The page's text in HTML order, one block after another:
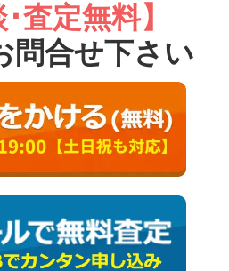
･査定無料】
問合せ下さい